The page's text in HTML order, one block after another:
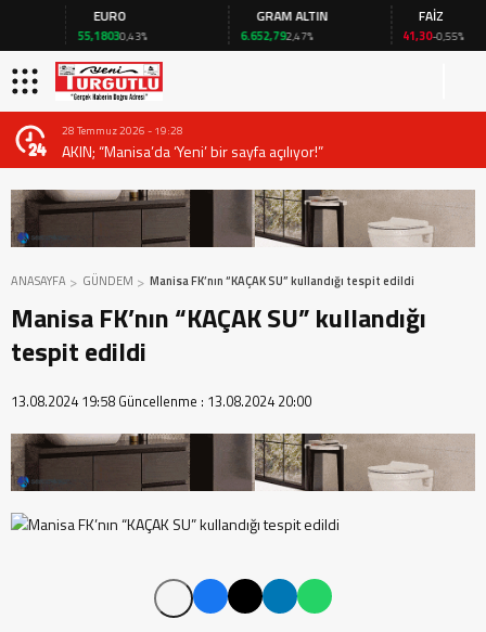
EURO
55,18030,43%
GRAM ALTIN
6.652,792,47%
FAİZ
41,30-0,55%
28 Temmuz 2026 - 19:28
AKIN; “Manisa’da ‘Yeni’ bir sayfa açılıyor!”
ANASAYFA GÜNDEM Manisa FK’nın “KAÇAK SU” kullandığı tespit edildi
Manisa FK’nın “KAÇAK SU” kullandığı
tespit edildi
13.08.2024 19:58 Güncellenme : 13.08.2024 20:00